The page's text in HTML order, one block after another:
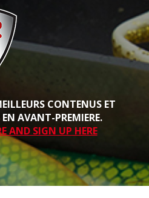
CONTENUS ET
AVANT-PREMIERE.
AND SIGN UP HERE